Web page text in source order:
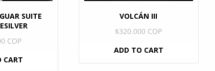
SUITE
COP
CART
VOLCÁN III
$320.000 COP
ADD TO CART